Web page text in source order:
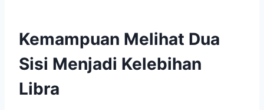
Kemampuan Melihat Dua
Sisi Menjadi Kelebihan
Libra